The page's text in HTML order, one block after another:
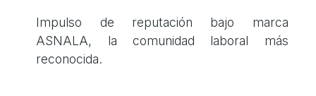
Impulso de reputación bajo marca
ASNALA, la comunidad laboral más
reconocida.